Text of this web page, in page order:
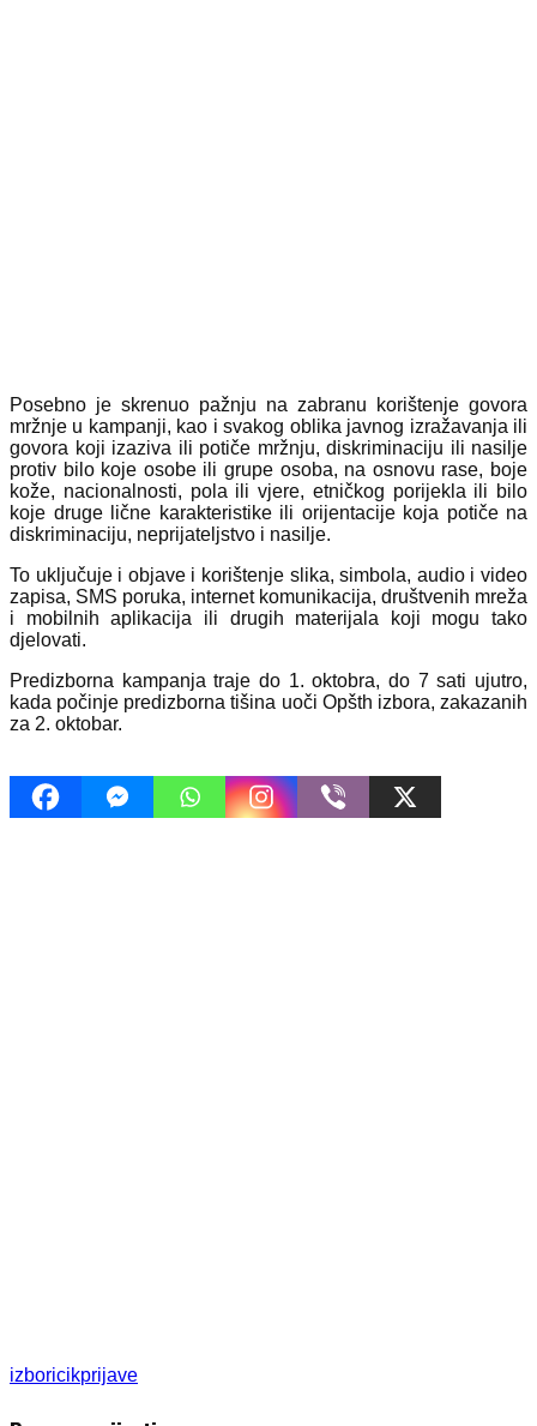
Posebno je skrenuo pažnju na zabranu korištenje govora
mržnje u kampanji, kao i svakog oblika javnog izražavanja ili
govora koji izaziva ili potiče mržnju, diskriminaciju ili nasilje
protiv bilo koje osobe ili grupe osoba, na osnovu rase, boje
kože, nacionalnosti, pola ili vjere, etničkog porijekla ili bilo
koje druge lične karakteristike ili orijentacije koja potiče na
diskriminaciju, neprijateljstvo i nasilje.
To uključuje i objave i korištenje slika, simbola, audio i video
zapisa, SMS poruka, internet komunikacija, društvenih mreža
i mobilnih aplikacija ili drugih materijala koji mogu tako
djelovati.
Predizborna kampanja traje do 1. oktobra, do 7 sati ujutro,
kada počinje predizborna tišina uoči Opšth izbora, zakazanih
za 2. oktobar.
izboricikprijave